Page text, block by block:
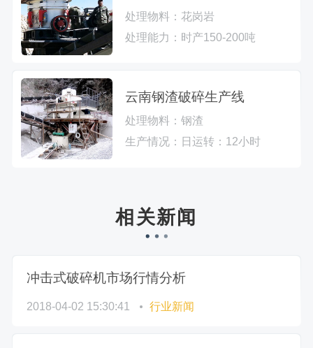
处理物料： 花岗岩
处理能力： 时产150-200吨
云南钢渣破碎生产线
处理物料：钢渣
生产情况：
日运转：12小时
相关新闻
冲击式破碎机市场行情分析
2018-04-02 15:30:41 行业新闻